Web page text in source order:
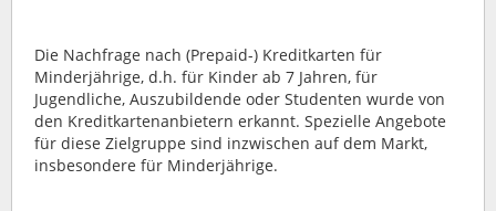
Die Nachfrage nach (Prepaid-) Kreditkarten für
Minderjährige, d.h. für Kinder ab 7 Jahren, für
Jugendliche, Auszubildende oder Studenten wurde von
den Kreditkartenanbietern erkannt. Spezielle Angebote
für diese Zielgruppe sind inzwischen auf dem Markt,
insbesondere für Minderjährige.